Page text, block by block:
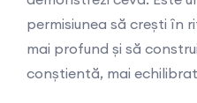
permisiunea să crești în
mai profund și să
conștientă, mai